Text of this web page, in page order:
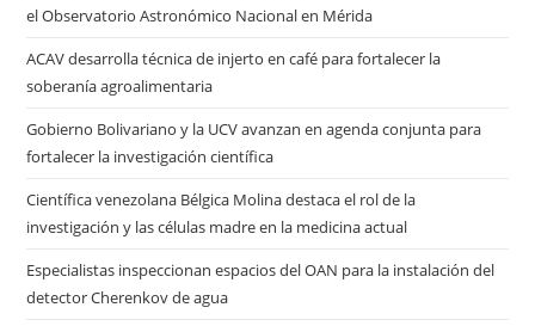
el Observatorio Astronómico Nacional en Mérida
ACAV desarrolla técnica de injerto en café para fortalecer la
soberanía agroalimentaria
Gobierno Bolivariano y la UCV avanzan en agenda conjunta para
fortalecer la investigación científica
Científica venezolana Bélgica Molina destaca el rol de la
investigación y las células madre en la medicina actual
Especialistas inspeccionan espacios del OAN para la instalación del
detector Cherenkov de agua